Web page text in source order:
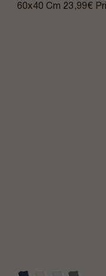
60x40 Cm 23,99€